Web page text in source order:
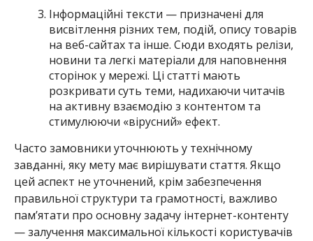
Інформаційні тексти — призначені для
висвітлення різних тем, подій, опису товарів
на веб-сайтах та інше. Сюди входять релізи,
новини та легкі матеріали для наповнення
сторінок у мережі. Ці статті мають
розкривати суть теми, надихаючи читачів
на активну взаємодію з контентом та
стимулюючи «вірусний» ефект.
Часто замовники уточнюють у технічному
завданні, яку мету має вирішувати стаття. Якщо
цей аспект не уточнений, крім забезпечення
правильної структури та грамотності, важливо
пам’ятати про основну задачу інтернет-контенту
— залучення максимальної кількості користувачів